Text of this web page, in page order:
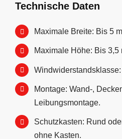
Technische Daten
Maximale Breite: Bis 5
Maximale Höhe: Bis 3,5
Montage: Wand-,
Leibungsmontage.
Schutzkasten: Rund
ohne Kasten.